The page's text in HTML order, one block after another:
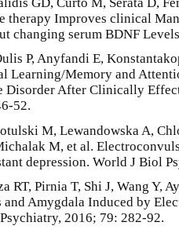
therapy Improves clinical
changing serum BDNF
P, Anyfandi E,
Learning/Memory and
Disorder After Clinically
52.
M, Lewandowska A,
M, et al.
depression. World J Biol
RT, Pirnia T, Shi J, Wang Y,
and Amygdala Induced by
2016; 79: 282-92.